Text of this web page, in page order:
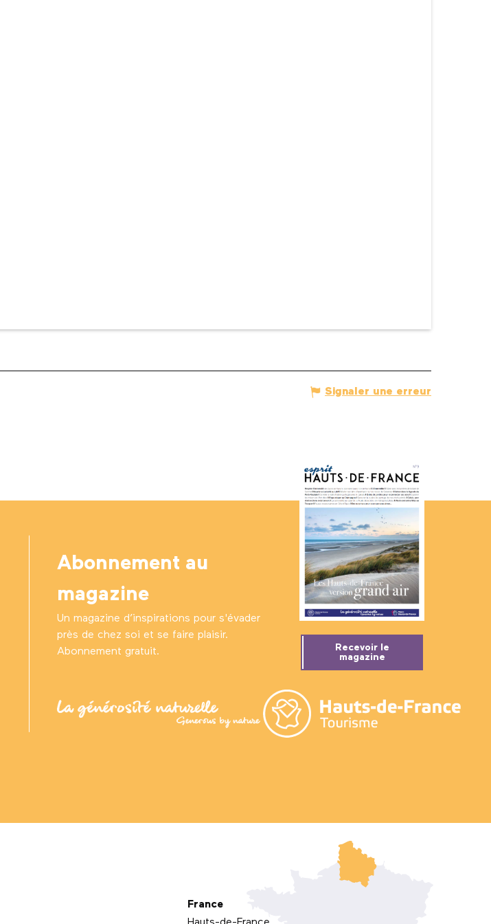
Signaler une erreur
Abonnement au
magazine
Un magazine d’inspirations pour s'évader
près de chez soi et se faire plaisir.
Abonnement gratuit.
Recevoir le
magazine
France